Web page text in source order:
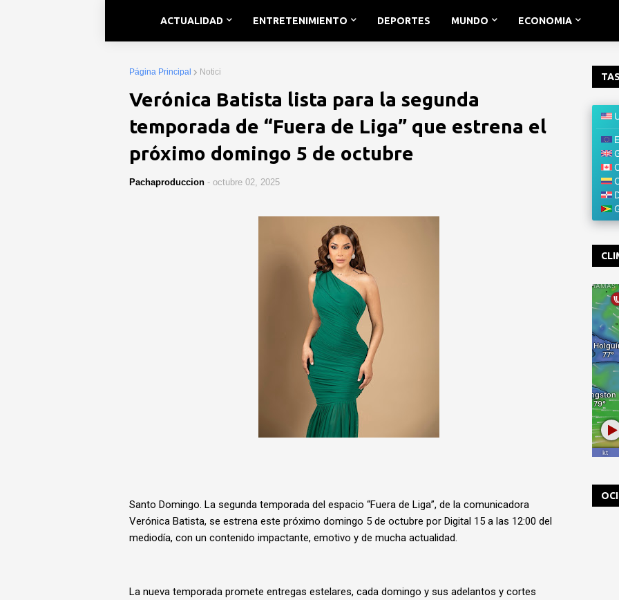
ACTUALIDAD ENTRETENIMIENTO DEPORTES MUNDO ECONOMIA
Página Principal Notici
Verónica Batista lista para la segunda
temporada de “Fuera de Liga” que estrena el
próximo domingo 5 de octubre
Pachaproduccion - octubre 02, 2025
Santo Domingo. La segunda temporada del espacio “Fuera de Liga”, de la comunicadora
Verónica Batista, se estrena este próximo domingo 5 de octubre por Digital 15 a las 12:00 del
mediodía, con un contenido impactante, emotivo y de mucha actualidad.
La nueva temporada promete entregas estelares, cada domingo y sus adelantos y cortes